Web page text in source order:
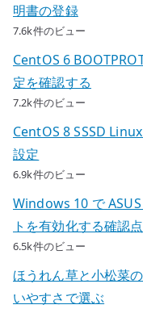
明書の登録
7.6k件のビュー
CentOS 6
定を確認する
7.2k件のビュー
CentOS 8 SSSD
設定
6.9k件のビュー
Windows 10 で
トを有効化する確認点
6.5k件のビュー
ほうれん草と小松菜
いやすさで選ぶ